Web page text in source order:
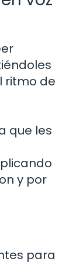
ritmo de
que les
y por
para